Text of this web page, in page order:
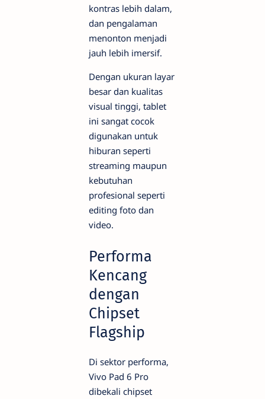
kontras lebih dalam,
dan pengalaman
menonton menjadi
jauh lebih imersif.
Dengan ukuran layar
besar dan kualitas
visual tinggi, tablet
ini sangat cocok
digunakan untuk
hiburan seperti
streaming maupun
kebutuhan
profesional seperti
editing foto dan
video.
Performa
Kencang
dengan
Chipset
Flagship
Di sektor performa,
Vivo Pad 6 Pro
dibekali chipset